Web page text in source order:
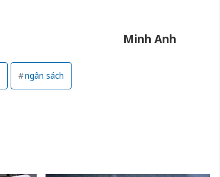
Minh Anh
ngân sách
bán yến sào giả